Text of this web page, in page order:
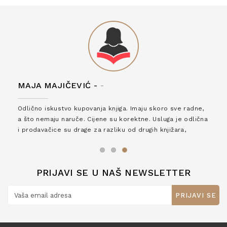
MAJA MAJIČEVIĆ - -
Odlično iskustvo kupovanja knjiga. Imaju skoro sve radne,
a što nemaju naruče. Cijene su korektne. Usluga je odlična
i prodavačice su drage za razliku od drugih knjižara,
PRIJAVI SE U NAŠ NEWSLETTER
PRIJAVI SE